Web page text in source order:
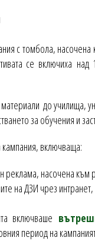
с томбола,
се включиха над
до училища,
за обучения и
включваща:
реклама, насочена към
на ДЗИ чрез
включваше
период на